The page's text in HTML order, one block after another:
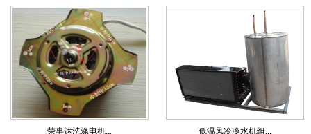
荣事达洗涤电机... 低温风冷冷水机组...